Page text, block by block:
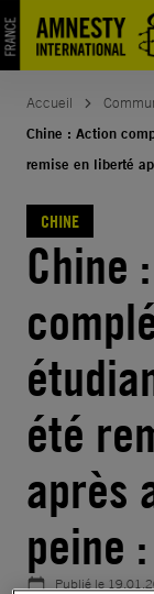
Aller
au
contenu
Accueil
Chine : Action
remise en liberté
CHINE
Chine
été
après
peine
Publié le